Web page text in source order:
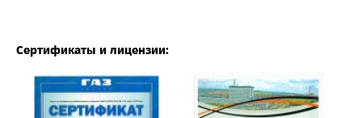
Сертификаты и лицензии: